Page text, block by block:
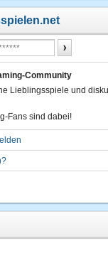
Community
Lieblingsspiele und
Fans sind dabei!